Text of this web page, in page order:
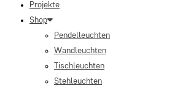
Projekte
Shop
Pendelleuchten
Wandleuchten
Tischleuchten
Stehleuchten